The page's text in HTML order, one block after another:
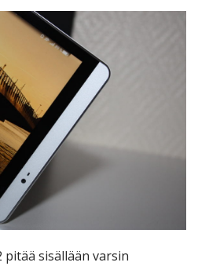
pitää sisällään varsin